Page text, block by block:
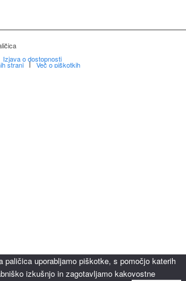
Izjava o dostopnosti
strani Več o piškotkih
paličica uporabljamo piškotke, s pomočjo katerih
izkušnjo in zagotavljamo kakovostne